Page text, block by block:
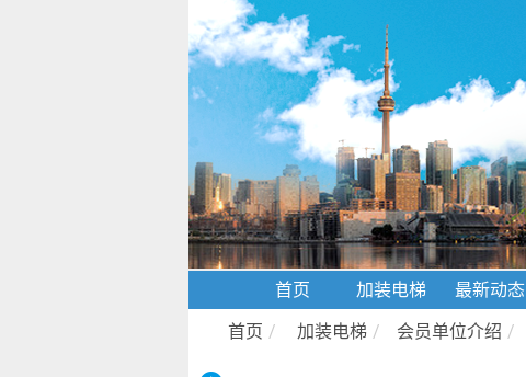
首页 加装电梯 最新动态
首页 / 加装电梯 / 会员单位介绍 /